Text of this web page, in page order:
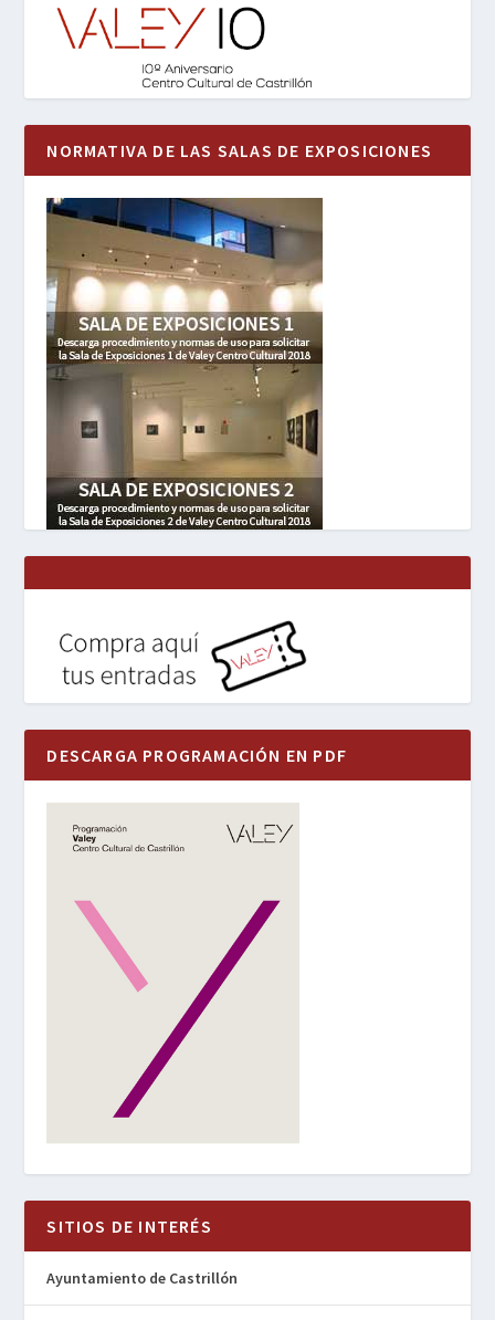
NORMATIVA DE LAS SALAS DE EXPOSICIONES
DESCARGA PROGRAMACIÓN EN PDF
SITIOS DE INTERÉS
Ayuntamiento de Castrillón